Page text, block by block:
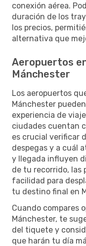
conexión aérea.
duración de los
los precios,
alternativa que
Aeropuertos
Mánchester
Los aeropuertos
Mánchester
experiencia de
ciudades cuentan
es crucial verificar
despegas y a cuál
y llegada influyen
de tu recorrido, las
facilidad para
tu destino final en
Cuando compares
Mánchester, te
del tiquete y
que harán tu día